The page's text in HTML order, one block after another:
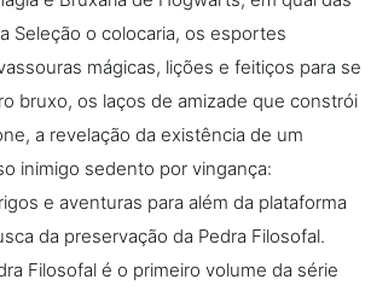
Seleção o colocaria, os esportes
mágicas, lições e feitiços para se
bruxo, os laços de amizade que constrói
a revelação da existência de um
inimigo sedento por vingança:
e aventuras para além da plataforma
da preservação da Pedra Filosofal.
Filosofal é o primeiro volume da série